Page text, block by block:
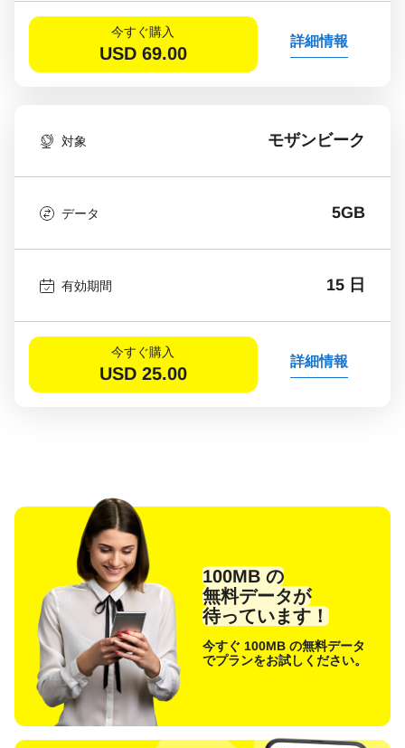
今すぐ購入
USD 69.00
詳細情報
対象 モザンビーク
データ 5GB
有効期間 15 日
今すぐ購入
USD 25.00
詳細情報
100MB の
無料データが
待っています！
今すぐ 100MB の無料データ
でプランをお試しください。